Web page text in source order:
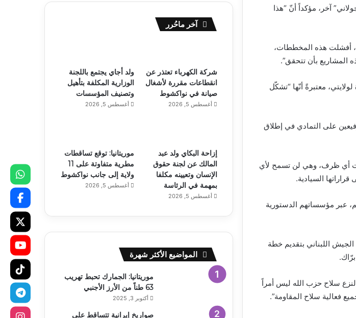
آخر، مؤكداً أنّ “هذا
أفشلت هذه المخططات،
المشاريع بأن تتحقق”.
معتبرةً أنّها “تشكّل
على التمادي في إطلاق
تحت أي ظرف، وهي لن تسمح لأي
السيادية.
عبر مؤسساتهم الدستورية
الجيش اللبناني بتقديم خطة
لنزع سلاح حزب الله ليس أمراً
فعالية سلاح المقاومة”.
آخر ماحُرر
شركة الكهرباء تعتذر عن
انقطاعات مقررة لأشغال
صيانة في نواكشوط
أغسطس 5, 2026
ولد أجاي يجتمع باللجنة
الوزارية المكلفة بتأهيل
وتصنيف المؤسسات
أغسطس 5, 2026
إزاحة البكاي ولد عبد
المالك عن لجنة حقوق
الإنسان وتعيينه مكلفا
بمهمة في الرئاسة
أغسطس 5, 2026
موريتانيا: توقع تساقطات
مطرية متفاوتة على 11
ولاية إلى جانب نواكشوط
أغسطس 5, 2026
المواضيع الأكثر شهرة
موريتانيا: الجمارك تحبط تهريب
63 طناً من الأرز الأجنبي
أكتوبر 3, 2025
صواريخ إيرانية تتساقط على